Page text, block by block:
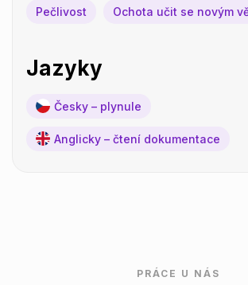
Pečlivost Ochota učit se novým
Jazyky
Česky – plynule
Anglicky – čtení dokumentace
PRÁCE U NÁS